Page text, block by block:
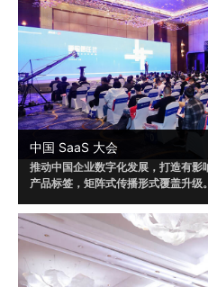
中国 SaaS 大会
推动中国企业数字化发展，打造有影
产品标签，矩阵式传播形式覆盖升级。